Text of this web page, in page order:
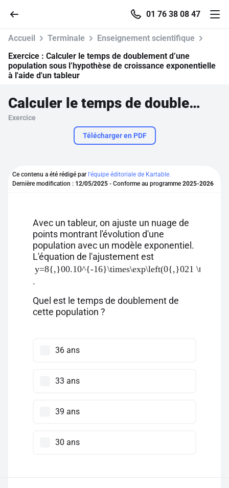
01 76 38 08 47
Pour profiter de 10 contenus offerts.
Accueil Terminale
Enseignement scientifique
Exercice : Calculer le temps de doublement d’une
population sous l’hypothèse de croissance exponentielle
à l'aide d'un tableur
Calculer le temps de doublement d’une population sous l’hypothèse de croissance exponentielle à l'aide d'un tableur
Exercice
Télécharger en PDF
Ce contenu a été rédigé par l'équipe éditoriale de Kartable.
Dernière modification : 12/05/2025 - Conforme au programme 2025-2026
Avec un tableur, on ajuste un nuage de
points montrant l'évolution d'une
population avec un modèle exponentiel.
L'équation de l'ajustement est
y=8{,}00.10^{-16}\times\exp\left(0{,}021 \times
.
Quel est le temps de doublement de
cette population ?
36 ans
33 ans
39 ans
30 ans